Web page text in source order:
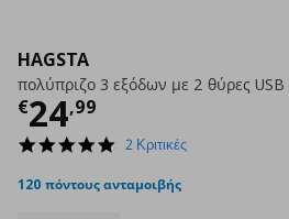
HAGSTA
πολύπριζο 3 εξόδων με 2 θύρες USB
€24,99
Τρέχουσα τιμή
5.0
rating
2 Κριτικές
120 πόντους ανταμοιβής